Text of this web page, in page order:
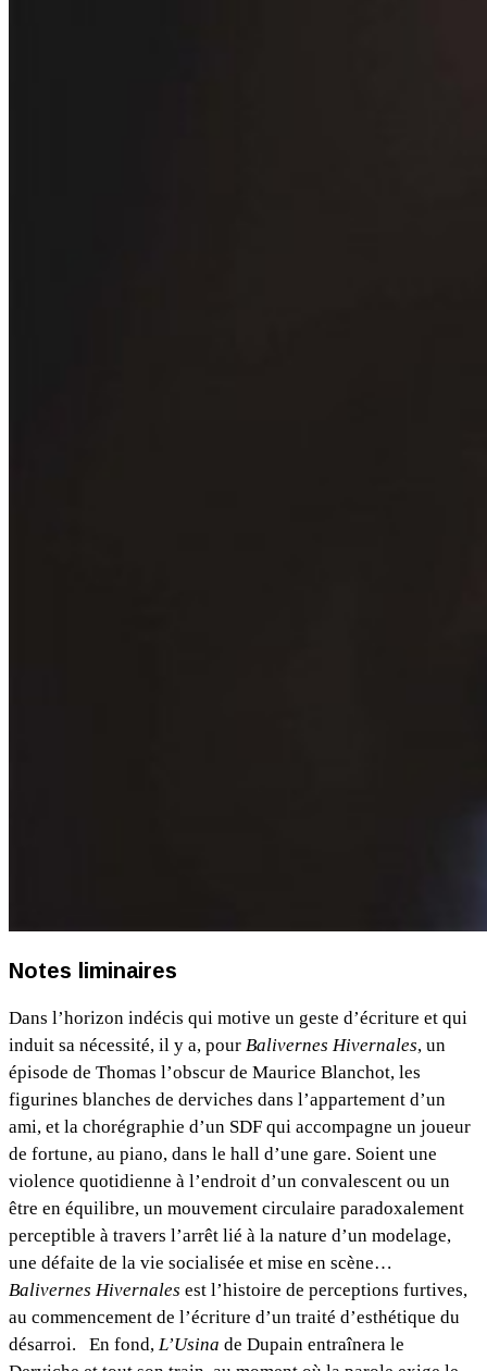
Notes liminaires
Dans l’horizon indécis qui motive un geste d’écriture et qui
induit sa nécessité, il y a, pour Balivernes Hivernales, un
épisode de Thomas l’obscur de Maurice Blanchot, les
figurines blanches de derviches dans l’appartement d’un
ami, et la chorégraphie d’un SDF qui accompagne un joueur
de fortune, au piano, dans le hall d’une gare. Soient une
violence quotidienne à l’endroit d’un convalescent ou un
être en équilibre, un mouvement circulaire paradoxalement
perceptible à travers l’arrêt lié à la nature d’un modelage,
une défaite de la vie socialisée et mise en scène…
Balivernes Hivernales est l’histoire de perceptions furtives,
au commencement de l’écriture d’un traité d’esthétique du
désarroi. En fond, L’Usina de Dupain entraînera le